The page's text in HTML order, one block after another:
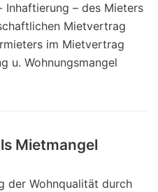
Inhaftierung – des Mieters
Mietvertrag
im Mietvertrag
u. Wohnungsmangel
Mietmangel
der Wohnqualität durch